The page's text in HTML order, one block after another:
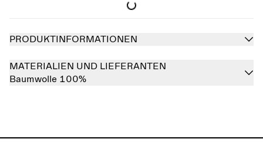
PRODUKTINFORMATIONEN
MATERIALIEN UND LIEFERANTEN
Baumwolle 100%